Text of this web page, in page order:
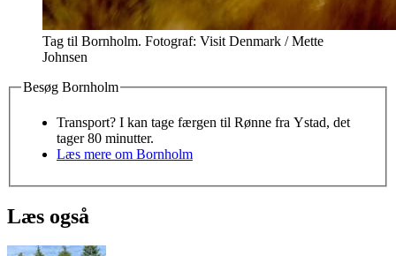
Tag til Bornholm. Fotograf: Visit Denmark / Mette
Johnsen
Besøg Bornholm
Transport? I kan tage færgen til Rønne fra Ystad, det
tager 80 minutter.
Læs mere om Bornholm
Læs også